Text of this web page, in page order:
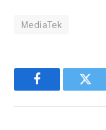
MediaTek
Facebook